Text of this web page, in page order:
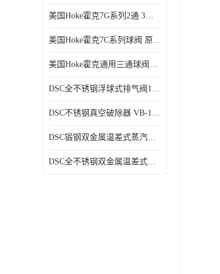
美国Hoke霍克7G系列2通 3通球阀 部分库存 原厂拿货
美国Hoke霍克7C系列球阀 原厂拿货 部分库存
美国Hoke霍克通用三通球阀71和76系列球阀 部分库存 原厂拿货
DSC全不锈钢浮球式排气阀11AV系列
DSC不锈钢真空破除器 VB-1系列
DSC锻钢双金属温差式蒸汽疏水阀SB81、SB81F
DSC全不锈钢双金属温差式蒸汽疏水阀SB73、SB73F